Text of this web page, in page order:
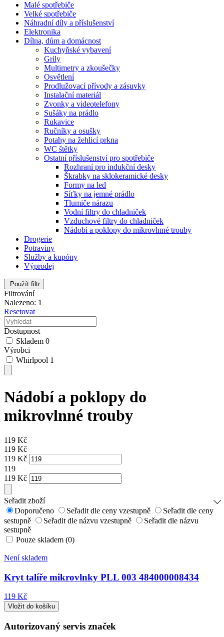
Malé spotřebiče
Velké spotřebiče
Náhradní díly a příslušenství
Elektronika
Dílna, dům a domácnost
Kuchyňské vybavení
Grily
Multimetry a zkoušečky
Osvětlení
Prodlužovací přívody a zásuvky
Instalační materiál
Zvonky a videotelefony
Sušáky na prádlo
Rukavice
Ručníky a osušky
Potahy na žehlicí prkna
WC štětky
Ostatní příslušenství pro spotřebiče
Rozhraní pro indukční desky
Škrabky na sklokeramické desky
Formy na led
Síťky na jemné prádlo
Tlumiče nárazu
Vodní filtry do chladniček
Vzduchové filtry do chladniček
Nádobí a poklopy do mikrovlnné trouby
Drogerie
Potraviny
Služby a kupóny
Výprodej
Použít filtr
Filtrování
Nalezeno: 1
Resetovat
Dostupnost
Skladem 0
Výrobci
Whirlpool 1
Nádobí a poklopy do
mikrovlnné trouby
119 Kč
119 Kč
119 Kč
119
119 Kč
Seřadit zboží
Doporučeno
Seřadit dle ceny vzestupně
Seřadit dle ceny
sestupně
Seřadit dle názvu vzestupně
Seřadit dle názvu
sestupně
Pouze skladem (0)
Není skladem
Kryt talíře mikrovlnky PLL 003 484000008434
119 Kč
Autorizovaný servis značek